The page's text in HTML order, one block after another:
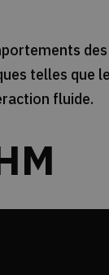
des
telles que
fluide.